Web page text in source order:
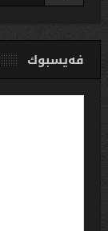
فەیسبوك